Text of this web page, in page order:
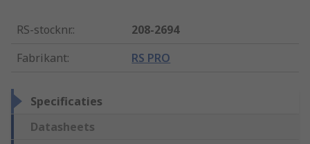
RS-stocknr.:
208-2694
Fabrikant: RS PRO
Specificaties
Datasheets